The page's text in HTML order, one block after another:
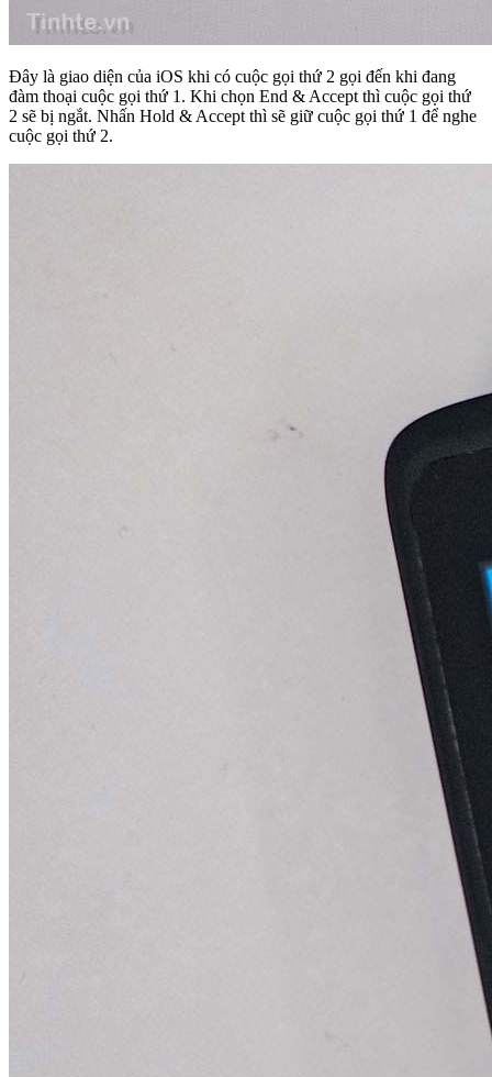
Đây là giao diện của iOS khi có cuộc gọi thứ 2 gọi đến khi đang
đàm thoại cuộc gọi thứ 1. Khi chọn End & Accept thì cuộc gọi thứ
2 sẽ bị ngắt. Nhấn Hold & Accept thì sẽ giữ cuộc gọi thứ 1 để nghe
cuộc gọi thứ 2.